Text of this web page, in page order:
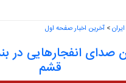
> آخرین اخبار صفحه اول
انفجارهایی در
قشم